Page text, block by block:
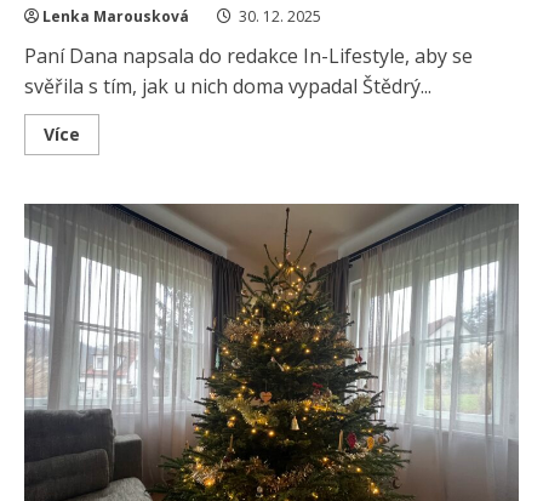
Lenka Marousková 30. 12. 2025
Paní Dana napsala do redakce In-Lifestyle, aby se
svěřila s tím, jak u nich doma vypadal Štědrý...
Více
more
Štědrý
den
se
mi
kazilo
vše,
co
jen
mohlo,“
píše
paní
Dana.
Náladu
jí
nakonec
spravil
synův
vtip